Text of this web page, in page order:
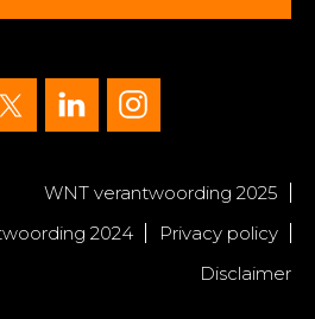
WNT verantwoording 2025
2024
Privacy policy
Disclaimer